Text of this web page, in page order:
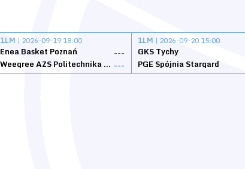
1LM | 2026-09-19 18:00
Enea Basket Poznań
---
Weegree AZS Politechnika Opolska ---
1LM | 2026-09-20 15:00
GKS Tychy
PGE Spójnia Stargard